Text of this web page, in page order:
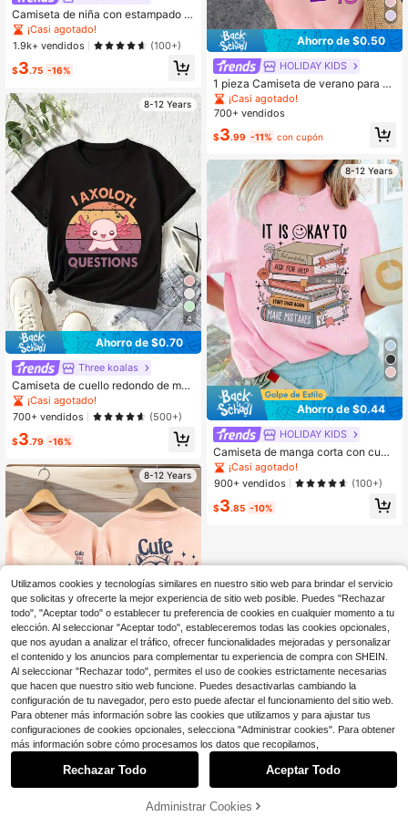
Camiseta de niña con estampado d
e helado de dibujos animados "67",
top de verano de moda para niñas
¡Casi agotado!
1.9k+ vendidos
(100+)
$3.75 -16%
8-12 Years
4
Ahorro de $0.70
Three koalas
Camiseta de cuello redondo de man
ga corta con estampado divertido p
ara niña preadolescente, top de ver
ano
¡Casi agotado!
700+ vendidos
(500+)
$3.79 -16%
8-12 Years
HOLIDAY KIDS
1 pieza Camiseta de manga larga c
on cuello redondo y estampado de
ño - Esta llamativa camiseta con un
¡Casi agotado!
300+ vendidos
(100+)
Ahorro de $0.50
HOLIDAY KIDS
1 pieza Camiseta de verano para ni
ña preadolescente con estampado
de sushi, camiseta de manga corta
s de color, top de cuello redondo est
de calle casual retro personalizada
¡Casi agotado!
700+ vendidos
$3.99 -11% con cupón
8-12 Years
Ahorro de $0.44
HOLIDAY KIDS
Camiseta de manga corta con cuell
o redondo y estampado casual de v
erano para niñas, temporada de vue
lta al colegio, estilo juvenil de camp
us, atuendo de estudiante
¡Casi agotado!
900+ vendidos
(100+)
$3.85 -10%
1
0
Utilizamos cookies y tecnologías similares en nuestro sitio web para brindar el servicio
que solicitas y ofrecerte la mejor experiencia de sitio web posible. Puedes "Rechazar
todo", "Aceptar todo" o establecer tu preferencia de cookies en cualquier momento a tu
elección. Al seleccionar "Aceptar todo", estableceremos todas las cookies opcionales,
que nos ayudan a analizar el tráfico, ofrecer funcionalidades mejoradas y personalizar
el contenido y los anuncios para complementar tu experiencia de compra con SHEIN.
Al seleccionar "Rechazar todo", permites el uso de cookies estrictamente necesarias
que hacen que nuestro sitio web funcione. Puedes desactivarlas cambiando la
configuración de tu navegador, pero esto puede afectar el funcionamiento del sitio web.
Para obtener más información sobre las cookies que utilizamos y para ajustar tus
configuraciones de cookies opcionales, selecciona "Administrar cookies". Para obtener
más información sobre cómo procesamos los datos que recopilamos,
Rechazar Todo Aceptar Todo
Administrar Cookies